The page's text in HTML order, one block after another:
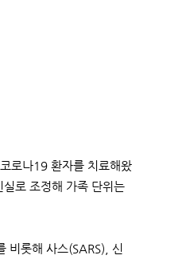
로나19 환자를 치료해왔
로 조정해 가족 단위는
비롯해 사스(SARS), 신